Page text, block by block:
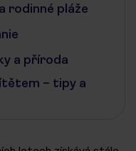
rodinné pláže
a příroda
– tipy a